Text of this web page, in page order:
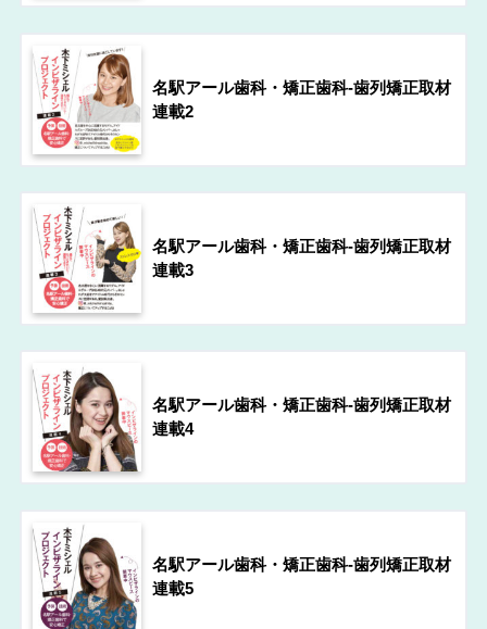
名駅アール歯科・矯正歯科-歯列矯正取材
連載2
名駅アール歯科・矯正歯科-歯列矯正取材
連載3
名駅アール歯科・矯正歯科-歯列矯正取材
連載4
名駅アール歯科・矯正歯科-歯列矯正取材
連載5